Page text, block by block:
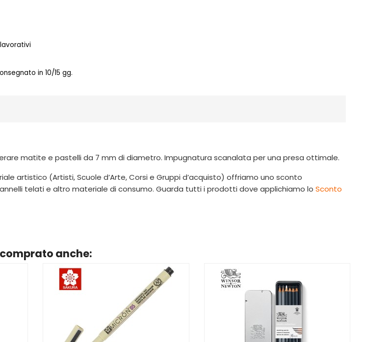
in 10/15 gg.
matite e pastelli da 7 mm di diametro. Impugnatura scanalata per una presa ottimale.
artistico (Artisti, Scuole d’Arte, Corsi e Gruppi d’acquisto) offriamo uno sconto
telati e altro materiale di consumo. Guarda tutti i prodotti dove applichiamo lo Sconto
anche: